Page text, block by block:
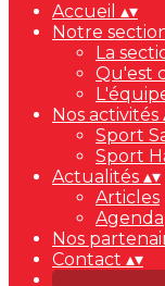
Accueil ▴▾
Notre
La
Qu'est
Nos activités
Sport
Sport
Actualités ▴▾
Articles
Agenda
Nos
Contact ▴▾